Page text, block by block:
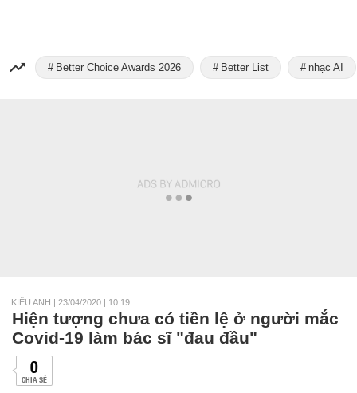
Better Choice Awards 2026 Better List nhạc AI
KIỀU ANH | 23/04/2020 | 10:19
Hiện tượng chưa có tiền lệ ở người mắc
Covid-19 làm bác sĩ "đau đầu"
0
CHIA SẺ